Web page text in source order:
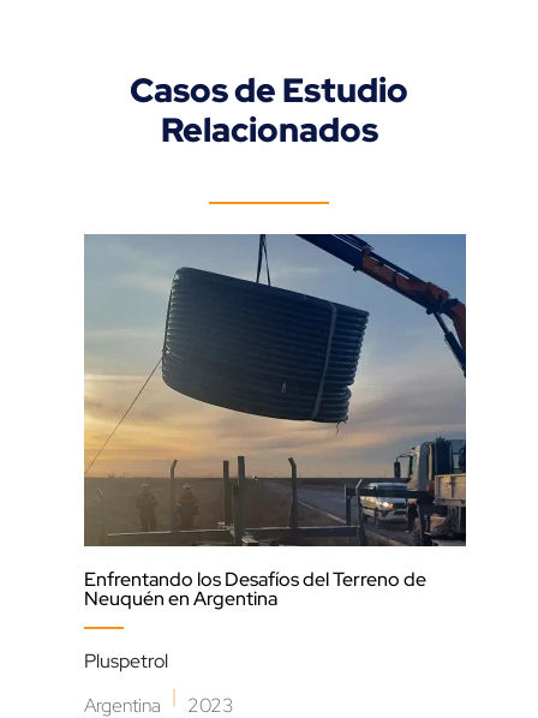
Casos de Estudio
Relacionados
Enfrentando los Desafíos del Terreno de
Neuquén en Argentina
Pluspetrol
Argentina | 2023